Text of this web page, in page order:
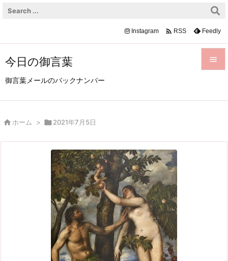
今日の御言葉
御言葉メールのバックナンバー

前へ
Instagram  RSS Feedly
 ホーム > 2021年7月5日